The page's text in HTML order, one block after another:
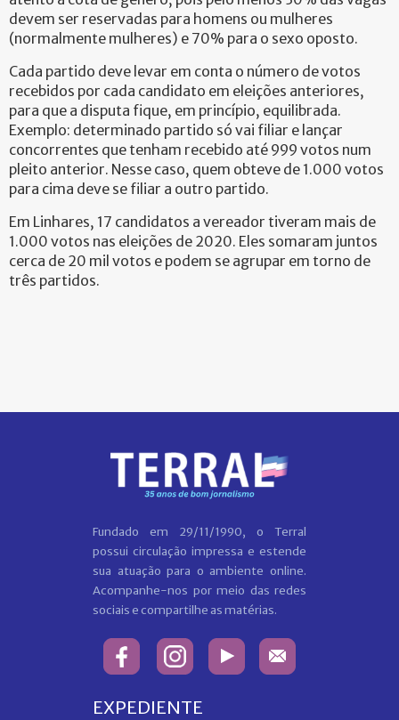
devem ser reservadas para homens ou mulheres
(normalmente mulheres) e 70% para o sexo oposto.
Cada partido deve levar em conta o número de votos
recebidos por cada candidato em eleições anteriores,
para que a disputa fique, em princípio, equilibrada.
Exemplo: determinado partido só vai filiar e lançar
concorrentes que tenham recebido até 999 votos num
pleito anterior. Nesse caso, quem obteve de 1.000 votos
para cima deve se filiar a outro partido.
Em Linhares, 17 candidatos a vereador tiveram mais de
1.000 votos nas eleições de 2020. Eles somaram juntos
cerca de 20 mil votos e podem se agrupar em torno de
três partidos.
Fundado em 29/11/1990, o Terral
possui circulação impressa e estende
sua atuação para o ambiente online.
Acompanhe-nos por meio das redes
sociais e compartilhe as matérias.
EXPEDIENTE